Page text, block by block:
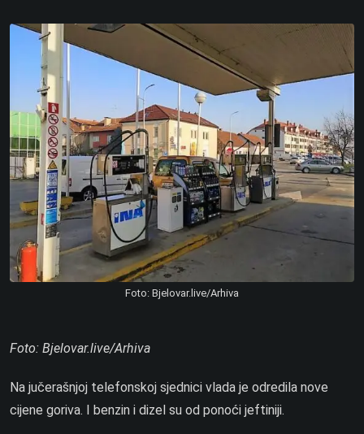
Foto: Bjelovar.live/Arhiva
Foto: Bjelovar.live/Arhiva
Na jučerašnjoj telefonskoj sjednici vlada je odredila nove
cijene goriva. I benzin i dizel su od ponoći jeftiniji.